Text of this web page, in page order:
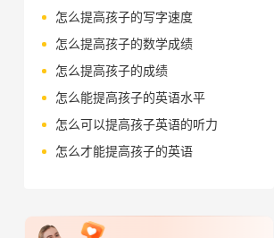
怎么提高孩子的写字速度
怎么提高孩子的数学成绩
怎么提高孩子的成绩
怎么能提高孩子的英语水平
怎么可以提高孩子英语的听力
怎么才能提高孩子的英语